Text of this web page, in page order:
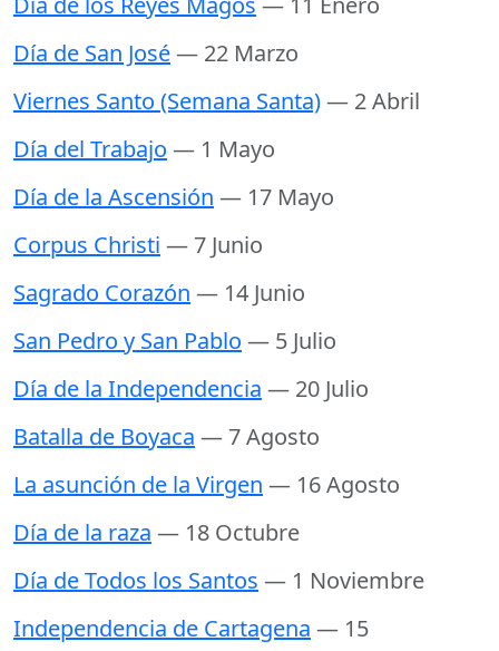
Día de San José— 22 Marzo
Viernes Santo (Semana Santa)— 2 Abril
Día del Trabajo — 1 Mayo
Día de la Ascensión — 17 Mayo
Corpus Christi — 7 Junio
Sagrado Corazón — 14 Junio
San Pedro y San Pablo — 5 Julio
Día de la Independencia — 20 Julio
Batalla de Boyaca — 7 Agosto
La asunción de la Virgen — 16 Agosto
Día de la raza — 18 Octubre
Día de Todos los Santos — 1 Noviembre
Independencia de Cartagena — 15